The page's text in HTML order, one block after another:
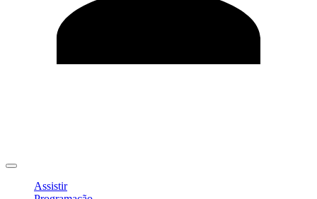
Assistir